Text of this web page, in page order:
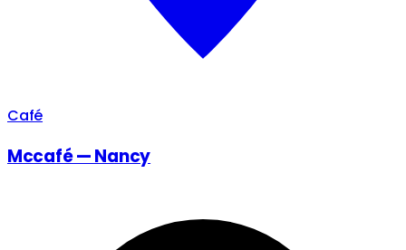
Café
Mccafé — Nancy